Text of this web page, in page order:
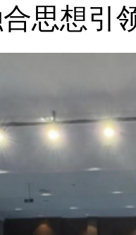
思想引